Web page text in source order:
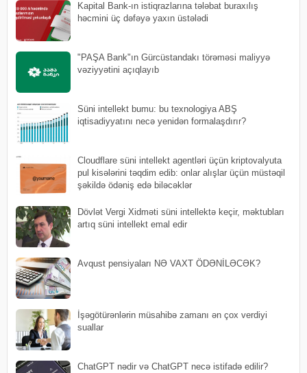
Kapital Bank-ın istiqrazlarına tələbat buraxılış
həcmini üç dəfəyə yaxın üstələdi
"PAŞA Bank"ın Gürcüstandakı törəməsi maliyyə
vəziyyətini açıqlayıb
Süni intellekt bumu: bu texnologiya ABŞ
iqtisadiyyatını necə yenidən formalaşdırır?
Cloudflare süni intellekt agentləri üçün kriptovalyuta
pul kisələrini təqdim edib: onlar alışlar üçün müstəqil
şəkildə ödəniş edə biləcəklər
Dövlət Vergi Xidməti süni intellektə keçir, məktubları
artıq süni intellekt emal edir
Avqust pensiyaları NƏ VAXT ÖDƏNİLƏCƏK?
İşəgötürənlərin müsahibə zamanı ən çox verdiyi
suallar
ChatGPT nədir və ChatGPT necə istifadə edilir?